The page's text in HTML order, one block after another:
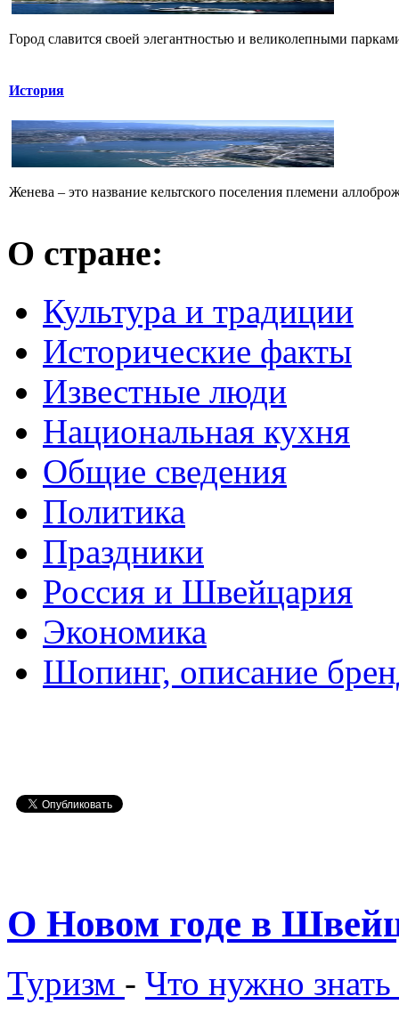
Город славится своей элегантностью и великолепными
История
Женева – это название кельтского поселения племени
О стране:
Культура и традиции
Исторические факты
Известные люди
Национальная кухня
Общие сведения
Политика
Праздники
Россия и Швейцария
Экономика
Шопинг, описание
О Новом годе в
Туризм - Что нужно знать